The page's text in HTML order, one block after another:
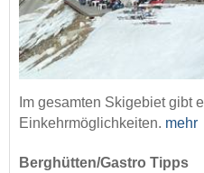
Im gesamten Skigebiet gibt
Einkehrmöglichkeiten. mehr
Berghütten/Gastro Tipps